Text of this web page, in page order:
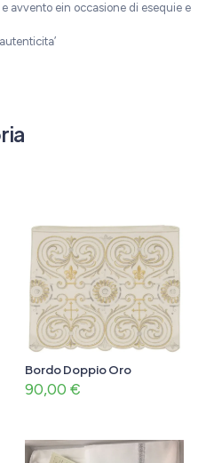
avvento ein occasione di esequie e
Bordo Doppio Oro
90,00 €